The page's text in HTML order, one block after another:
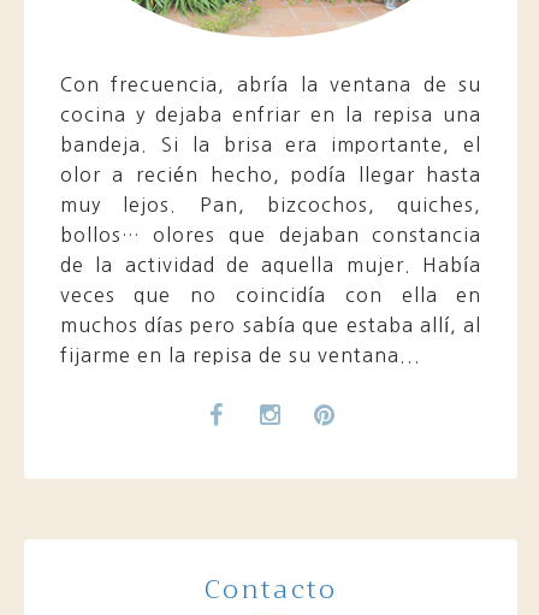
Con frecuencia, abría la ventana de su
cocina y dejaba enfriar en la repisa una
bandeja. Si la brisa era importante, el
olor a recién hecho, podía llegar hasta
muy lejos. Pan, bizcochos, quiches,
bollos… olores que dejaban constancia
de la actividad de aquella mujer. Había
veces que no coincidía con ella en
muchos días pero sabía que estaba allí, al
fijarme en la repisa de su ventana...
Contacto